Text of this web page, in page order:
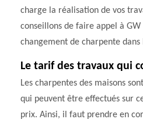
charge la réalisation de vos
conseillons de faire appel à
changement de charpente
Le tarif des travaux qui
Les charpentes des maisons
qui peuvent être effectués sur
prix. Ainsi, il faut prendre en